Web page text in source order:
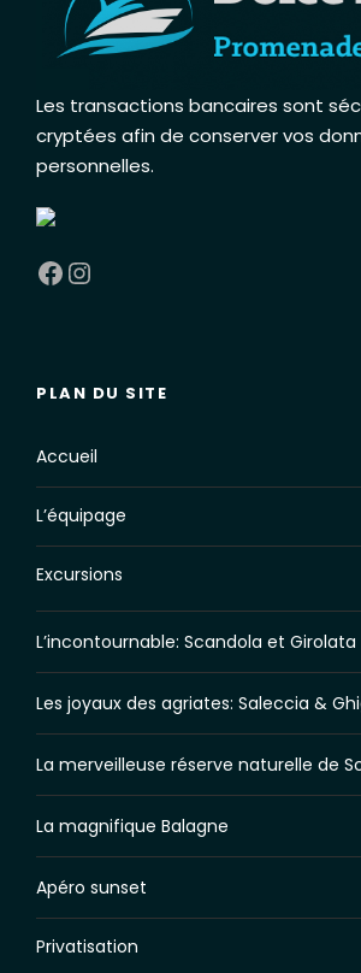
Les transactions bancaires sont
cryptées afin de conserver vos
personnelles.
Facebook Instagram
PLAN DU SITE
Accueil
L’équipage
Excursions
L’incontournable: Scandola et Girolata
Les joyaux des agriates: Saleccia &
La merveilleuse réserve naturelle de
La magnifique Balagne
Apéro sunset
Privatisation